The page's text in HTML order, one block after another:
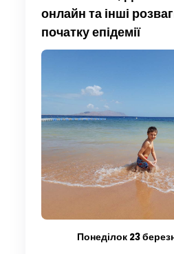
онлайн та інші
початку епідемії
Понеділок 23